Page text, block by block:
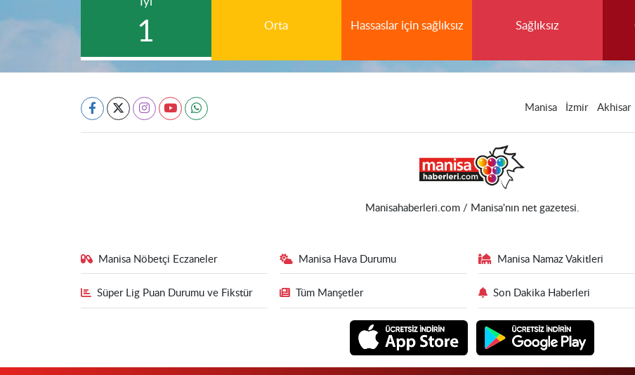
1 Orta Hassaslar için sağlıksız Sağlıksız
Manisa İzmir Akhisar
Manisahaberleri.com / Manisa'nın net gazetesi.
Manisa Nöbetçi Eczaneler Manisa Hava Durumu Manisa Namaz Vakitleri
Süper Lig Puan Durumu ve Fikstür Tüm Manşetler Son Dakika Haberleri